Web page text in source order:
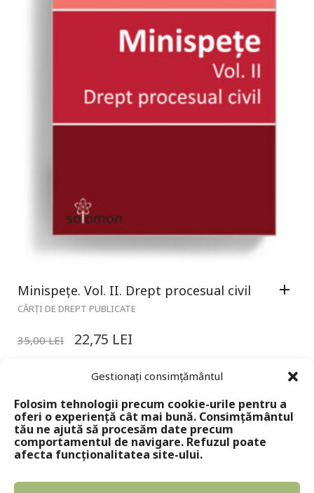
Gestionați consimțământul
Folosim tehnologii precum cookie-urile pentru a
oferi o experiență cât mai bună. Consimțământul
tău ne ajută să procesăm date precum
comportamentul de navigare. Refuzul poate
afecta funcționalitatea site-ului.
Minispețe. Vol. II. Drept procesual civil
CĂRȚI DE DREPT PUBLICATE
35,00LEI 22,75 LEI